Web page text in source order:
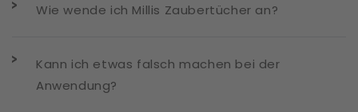
Wie wende ich Millis Zaubertücher an?
Kann ich etwas falsch machen bei der
Anwendung?